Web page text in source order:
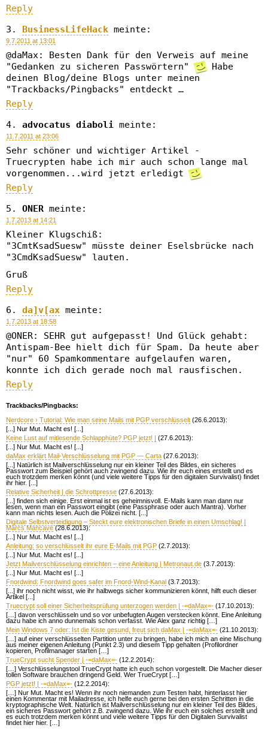
Reply
BusinessLifeHack meinte:
9.7.2011 at 13:01
@daMax: Besten Dank für den Verweis auf meine
"Gedanken zu sicheren Passwörtern"
Habe
deinen Blog/deine Blogs unter meinen
"Trackbacks/Pingbacks" entdeckt …
Reply
advocatus diaboli meinte:
11.7.2011 at 23:06
Sehr schöner und wichtiger Artikel -
Truecrypten habe ich mir auch schon lange mal
vorgenommen...wird jetzt erledigt
Reply
ONER meinte:
1.7.2013 at 14:21
Kleiner Klugschiß:
"3CmtKsadSuesw" müsste deiner Eselsbrücke nach
"3CmdKsadSuesw" lauten.
Gruß
Reply
da]v[ax meinte:
1.7.2013 at 18:58
@ONER: SEHR gut aufgepasst! Und Glück gehabt:
Antispam-Bee hielt dich für Spam. Da heute aber
"nur" 60 Spamkommentare aufgelaufen waren,
konnte ich dich gerade noch mal rausfischen.
Reply
Trackbacks/Pingbacks:
Nerdcore › Tutorial: Wie man seine Mails mit PGP verschlüsselt (26.6.2013):
[...] Nur Mut. Macht es! [...]
Keine Lust auf mitlesende Schlapphüte? PGP jetzt! | (27.6.2013):
[...] Nur Mut. Macht es! [...]
daMax erklärt Mail-Verschlüsselung mit PGP — Carta (27.6.2013):
[...] Natürlich ist Mailverschlüsselung nur ein kleiner Teil des Bildes, ein sicheres
Passwort zum Beispiel gehört auch zwingend dazu. Wie ihr euch eines erstellt und es
euch trotzdem merken könnt (und viele weitere Tipps für den digitalen Survivalist) findet
ihr hier. [...]
Relative Sicherheit | die Schrottpresse (27.6.2013):
[...] finden sich einige. Erst einmal ist es geheimnisvoll. E-Mails kann man dann nur
lesen, wenn man ein Passwort eingibt (eine Passphrase oder auch Mantra). Vorher
kann man nichts lesen. Auch die Polizei nicht. [...]
Digitale Selbstverteidigung – Steckt eure elektronischen Briefe in einen Umschlag! |
Marcs Mancave(28.6.2013):
[...] Nur Mut. Macht es! [...]
Anleitung: so verschlüsselt ihr eure E-Mails mit PGP (2.7.2013):
[...] Nur Mut. Macht es! [...]
Jetzt Mailverschlüsselung einrichten – eine Anleitung | Metronaut.de (3.7.2013):
[...] Nur Mut. Macht es! [...]
Fnordwind: Fnordwind goes safer im Fnord-Wind-Kanal (3.7.2013):
[...] ihr noch nicht wisst, wie ihr halbwegs sicher kommunizieren könnt, hilft euch dieser
Artikel [...]
Truecrypt soll einer Sicherheitsprüfung unterzogen werden | -=daMax=- (17.10.2013):
[…] davon verschlüsseln und so vor unbefugten Augen verstecken könnt. Eine Anleitung
dazu habe ich anno dunnemals schon verfasst. Wie Alex ganz richtig […]
Mein Windows 7 oder: Ist die Kiste gesund, freut sich daMax | -=daMax=- (21.10.2013):
[…] auf einer verschlüsselten Partition unter zu bringen, habe ich mich an eine Mischung
aus meiner eigenen Anleitung (Punkt 2.3) und diesem Tipp gehalten (Profilordner
kopieren, Profilmanager starten […]
TrueCrypt sucht Spender | -=daMax=- (12.2.2014):
[…] Verschlüsselungstool TrueCrypt hatte ich euch schon vorgestellt. Die Macher dieser
tollen Software brauchen dringend Geld. Wer TrueCrypt […]
PGP jetzt! | -=daMax=- (12.2.2014):
[…] Nur Mut. Macht es! Wenn ihr noch niemanden zum Testen habt, hinterlasst hier
einen Kommentar mit Mailadresse, ich helfe euch gerne bei den ersten Schritten in die
kryptographische Welt. Natürlich ist Mailverschlüsselung nur ein kleiner Teil des Bildes,
ein sicheres Passwort gehört z.B. zwingend dazu. Wie ihr euch ein solches erstellt und
es euch trotzdem merken könnt und viele weitere Tipps für den Digitalen Survivalist
findet hier hier. […]